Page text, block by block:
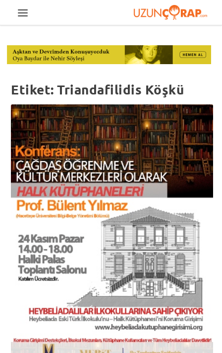
Etiket:Triandafilidis Köşkü